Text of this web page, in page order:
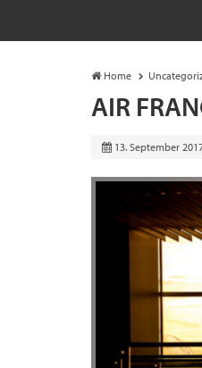
Home
AIR
13. September